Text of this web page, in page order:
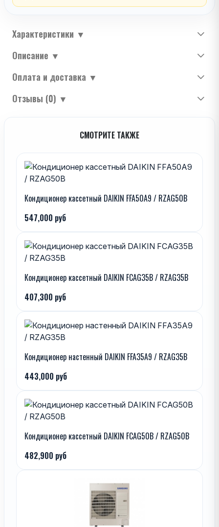
Характеристики ▼
Описание ▼
Оплата и доставка ▼
Отзывы (0) ▼
СМОТРИТЕ ТАКЖЕ
Кондиционер кассетный DAIKIN FFA50A9 / RZAG50B
547,000 руб
Кондиционер кассетный DAIKIN FCAG35B / RZAG35B
407,300 руб
Кондиционер настенный DAIKIN FFA35A9 / RZAG35B
443,000 руб
Кондиционер кассетный DAIKIN FCAG50B / RZAG50B
482,900 руб